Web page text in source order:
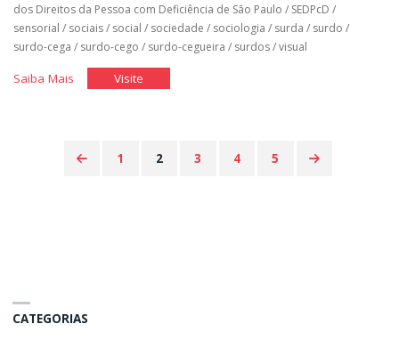
dos Direitos da Pessoa com Deficiência de São Paulo / SEDPcD /
sensorial / sociais/ social / sociedade / sociologia / surda / surdo /
surdo-cega / surdo-cego / surdo-cegueira / surdos/visual
Saiba Mais"Questionário
Visite"Questionário
1 2 3 4 5
CATEGORIAS